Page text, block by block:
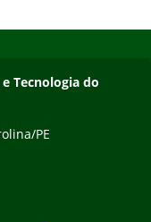
Tecnologia do
PE